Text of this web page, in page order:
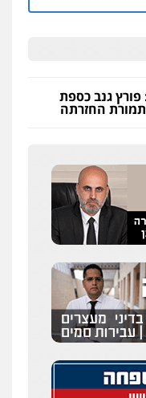
גנב כספת
תמורת החזרתה
פלילי
פשיעה חמורה